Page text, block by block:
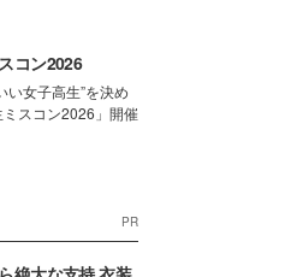
コン2026
い女子高生”を決め
スコン2026」開催
PR